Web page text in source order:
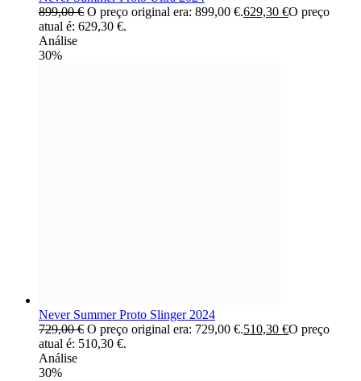
899,00€ O preço original era: 899,00 €.629,30 €O preço
atual é: 629,30 €.
Análise
30%
Never Summer Proto Slinger 2024
729,00€ O preço original era: 729,00 €.510,30 €O preço
atual é: 510,30 €.
Análise
30%